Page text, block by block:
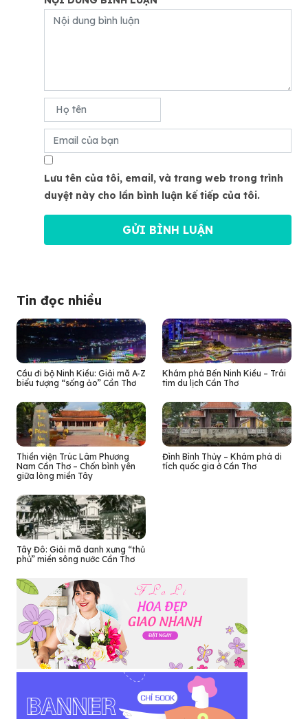
Lưu tên của tôi, email, và trang web trong trình
duyệt này cho lần bình luận kế tiếp của tôi.
Tin đọc nhiều
Cầu đi bộ Ninh Kiều: Giải mã A-Z
biểu tượng “sống ảo” Cần Thơ
Khám phá Bến Ninh Kiều – Trái
tim du lịch Cần Thơ
Thiền viện Trúc Lâm Phương
Nam Cần Thơ – Chốn bình yên
giữa lòng miền Tây
Đình Bình Thủy – Khám phá di
tích quốc gia ở Cần Thơ
Tây Đô: Giải mã danh xưng “thủ
phủ” miền sông nước Cần Thơ